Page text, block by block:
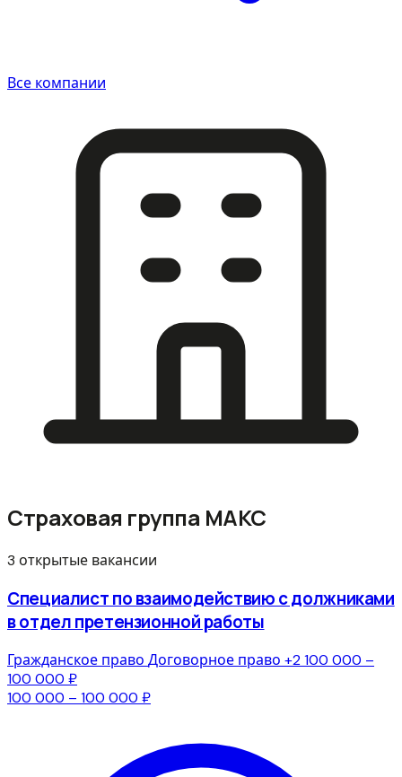
Все компании
Страховая группа МАКС
3 открытые вакансии
Специалист по взаимодействию с должниками
в отдел претензионной работы
Гражданское право Договорное право +2100 000 –
100 000 ₽
100 000 – 100 000 ₽